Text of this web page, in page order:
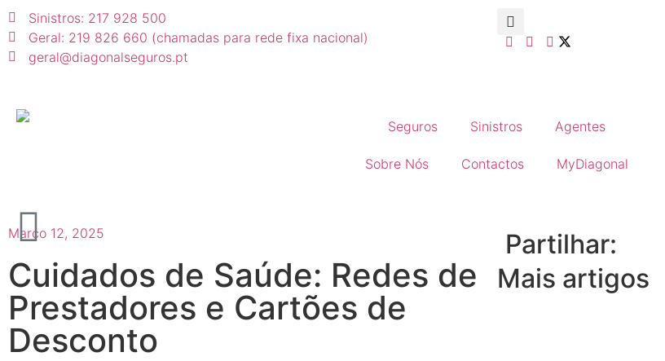
Sinistros: 217 928 500
Geral: 219 826 660 (chamadas para rede fixa nacional)
geral@diagonalseguros.pt
Seguros Sinistros Agentes
Sobre Nós Contactos MyDiagonal
Março 12, 2025
Cuidados de Saúde: Redes de
Prestadores e Cartões de
Desconto
Partilhar:
Mais artigos